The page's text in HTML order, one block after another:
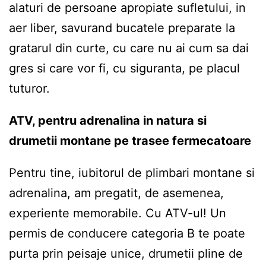
alaturi de persoane apropiate sufletului, in
aer liber, savurand bucatele preparate la
gratarul din curte, cu care nu ai cum sa dai
gres si care vor fi, cu siguranta, pe placul
tuturor.
ATV, pentru adrenalina in natura si
drumetii montane pe trasee fermecatoare
Pentru tine, iubitorul de plimbari montane si
adrenalina, am pregatit, de asemenea,
experiente memorabile. Cu ATV-ul! Un
permis de conducere categoria B te poate
purta prin peisaje unice, drumetii pline de